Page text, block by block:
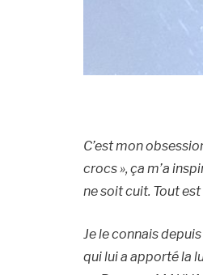
C’est mon
crocs », ça m’a
ne soit cuit. Tout est
Je le connais
qui lui a apporté la